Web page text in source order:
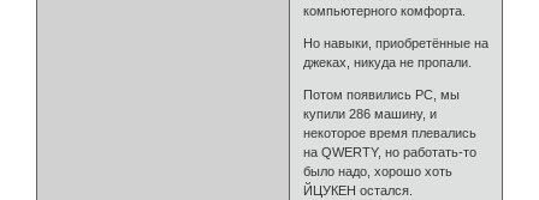
компьютерного комфорта.
Но навыки, приобретённые на
джеках, никуда не пропали.
Потом появились PC, мы
купили 286 машину, и
некоторое время плевались
на QWERTY, но работать-то
было надо, хорошо хоть
ЙЦУКЕН остался.